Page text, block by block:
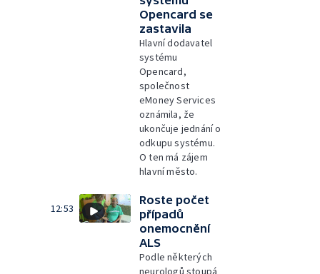
Opencard se
zastavila
Hlavní dodavatel
systému
Opencard,
společnost
eMoney Services
oznámila, že
ukončuje jednání o
odkupu systému.
O ten má zájem
hlavní město.
12:53
Roste počet
případů
onemocnění
ALS
Podle některých
neurologů stoupá